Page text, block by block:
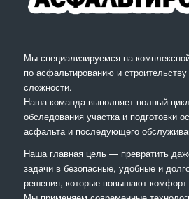
Мы специализируемся на
по асфальтированию и
сложности.
Наша команда выполняет полный
обследования участка и подготовки
асфальта и последующего
Наша главная цель — превратить
задачи в безопасные, удобные и
решения, которые повышают комфорт